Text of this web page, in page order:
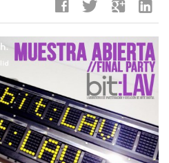
facebook twitter google linkedin